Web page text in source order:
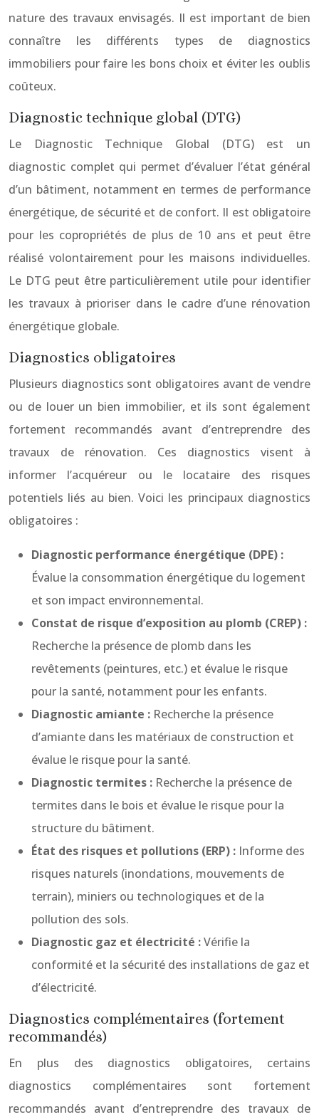
nature des travaux envisagés. Il est important de bien
connaître les différents types de diagnostics
immobiliers pour faire les bons choix et éviter les oublis
coûteux.
Diagnostic technique global (DTG)
Le Diagnostic Technique Global (DTG) est un
diagnostic complet qui permet d’évaluer l’état général
d’un bâtiment, notamment en termes de performance
énergétique, de sécurité et de confort. Il est obligatoire
pour les copropriétés de plus de 10 ans et peut être
réalisé volontairement pour les maisons individuelles.
Le DTG peut être particulièrement utile pour identifier
les travaux à prioriser dans le cadre d’une rénovation
énergétique globale.
Diagnostics obligatoires
Plusieurs diagnostics sont obligatoires avant de vendre
ou de louer un bien immobilier, et ils sont également
fortement recommandés avant d’entreprendre des
travaux de rénovation. Ces diagnostics visent à
informer l’acquéreur ou le locataire des risques
potentiels liés au bien. Voici les principaux diagnostics
obligatoires :
Diagnostic performance énergétique (DPE) :
Évalue la consommation énergétique du logement
et son impact environnemental.
Constat de risque d’exposition au plomb (CREP) :
Recherche la présence de plomb dans les
revêtements (peintures, etc.) et évalue le risque
pour la santé, notamment pour les enfants.
Diagnostic amiante : Recherche la présence
d’amiante dans les matériaux de construction et
évalue le risque pour la santé.
Diagnostic termites : Recherche la présence de
termites dans le bois et évalue le risque pour la
structure du bâtiment.
État des risques et pollutions (ERP) : Informe des
risques naturels (inondations, mouvements de
terrain), miniers ou technologiques et de la
pollution des sols.
Diagnostic gaz et électricité :Vérifie la
conformité et la sécurité des installations de gaz et
d’électricité.
Diagnostics complémentaires (fortement
recommandés)
En plus des diagnostics obligatoires, certains
diagnostics complémentaires sont fortement
recommandés avant d’entreprendre des travaux de